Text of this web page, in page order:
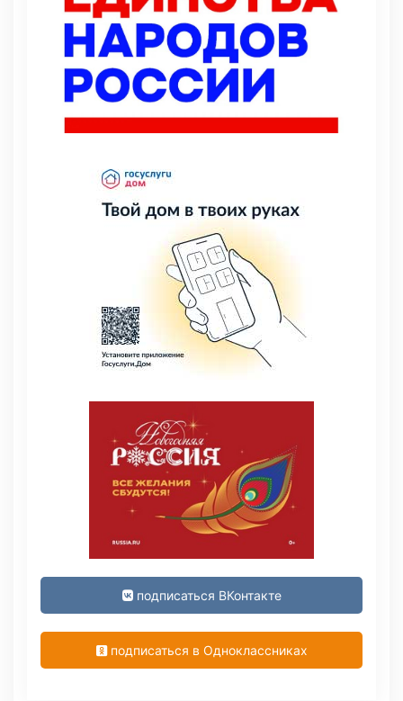
подписаться ВКонтакте
подписаться в Одноклассниках